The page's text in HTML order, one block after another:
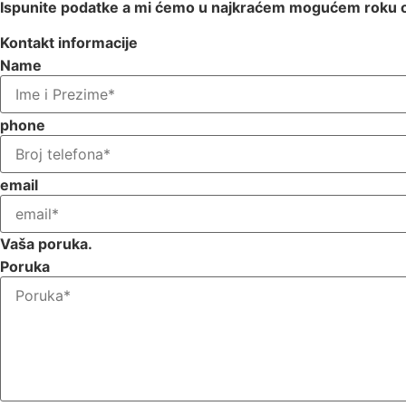
Ispunite podatke a mi ćemo u najkraćem mogućem roku
Kontakt informacije
Name
phone
email
Vaša poruka.
Poruka